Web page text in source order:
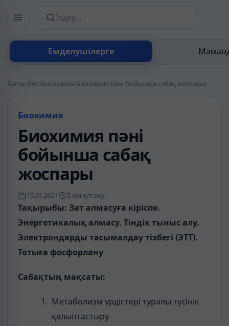
Емделушілерге
Сайттан іздеу
Басты бет/Биохимия/Биохимия пәні бойынша сабақ жоспары
Биохимия
Биохимия пәні
бойынша сабақ
жоспары
15.01.2021 5 минут оқу
Тақырыбы: Зат алмасуға кіріспе.
Энергетикалық алмасу. Тіндік тыныс алу.
Электрондарды тасымалдау тізбегі (ЭТТ).
Тотыға фосфорлану
Сабақтың мақсаты:
Метаболизм үрдістері туралы түсінік
қалыптастыру